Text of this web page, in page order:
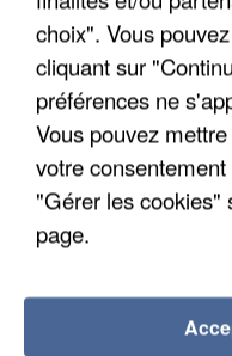
choix". Vous
cliquant sur
préférences ne
Vous pouvez
votre
"Gérer les cookies"
page.